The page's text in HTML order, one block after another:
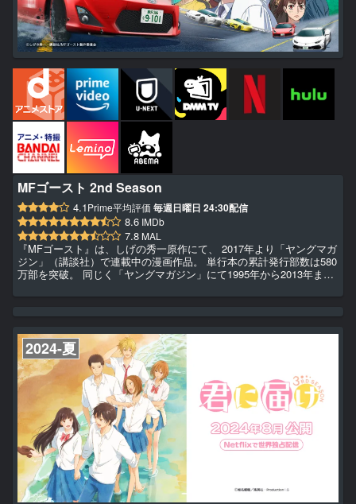
MFゴースト 2nd Season
4.1Prime平均評価 毎週日曜日 24:30配信
8.6 IMDb
7.8 MAL
『MFゴースト』は、しげの秀一原作にて、 2017年より「ヤングマガ
ジン」（講談社）で連載中の漫画作品。 単行本の累計発行部数は580
万部を突破。 同じく「ヤングマガジン」にて1995年から2013年まで
にて、 実在する公道でのカーレースバトルを描いている。
2024-夏